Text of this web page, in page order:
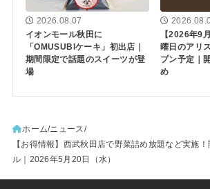
2026.08.07
イオンモール秋田に
「OMUSUBIケーキ」初出店｜
期間限定で話題のスイーツが登
場
【2026年9
曜日のアリ
プン予定｜
め
ホーム ニュース
【お得情報】西武秋田店で野菜詰め放題など実施
ル｜2026年5月20日（水）